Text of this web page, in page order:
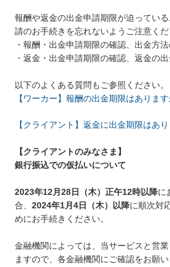
報酬や返金の出金申請期限が迫ってい
請のお手続きを忘れないようご注意くだ
・報酬・出金申請期限の確認、出金方
・返金・出金申請期限の確認、返金の
以下のよくある質問もご参照ください。
【ワーカー】報酬の出金期限はあります
【クライアント】返金に出金期限はあ
【クライアントのみなさま】
銀行振込での仮払いについて
2023年12月28日（木）正午12時以降に
合、 2024年1月4日（木）以降に順次対
めにお手続きください。
金融機関によっては、当サービスと営
ますので、各金融機関にご確認をお願い